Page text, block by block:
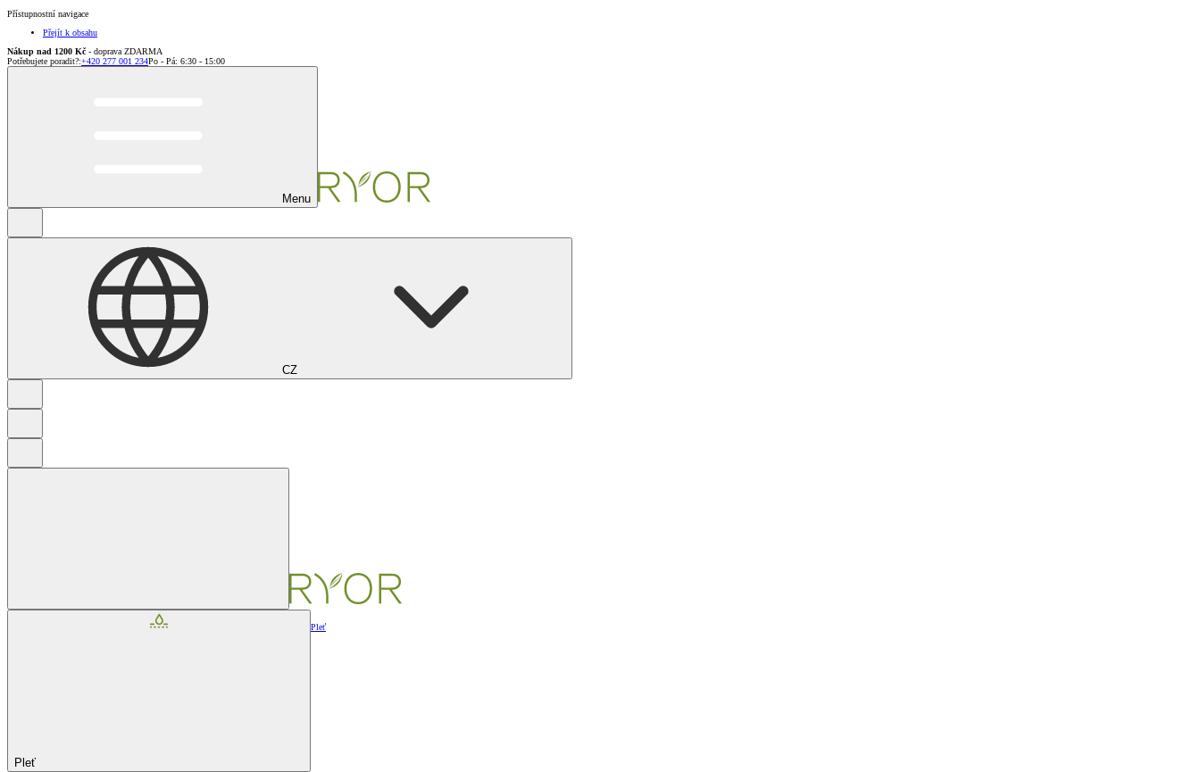
Přístupnostní navigace
Přejít k obsahu
Nákup nad 1200 Kč - doprava ZDARMA
Potřebujete poradit?:+420 277 001 234Po - Pá: 6:30 - 15:00
Menu
CZ
Pleť
Pleť